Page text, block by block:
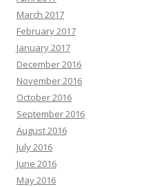
March 2017
February 2017
January 2017
December 2016
November 2016
October 2016
September 2016
August 2016
July 2016
June 2016
May 2016